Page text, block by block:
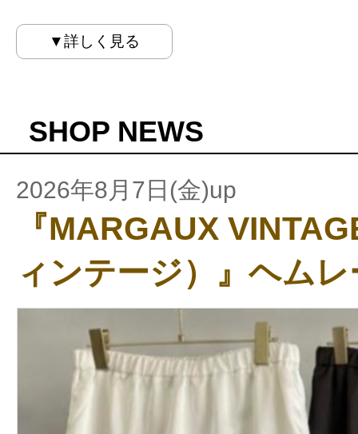
▼詳しく見る
SHOP NEWS
2026年8月7日(金)up
『MARGAUX
ィンテージ）』ヘム